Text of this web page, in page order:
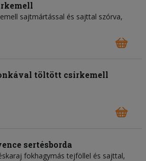
sajtmártással és sajttal szórva,
töltött csirkemell
sertésborda
fokhagymás tejföllel és sajttal,